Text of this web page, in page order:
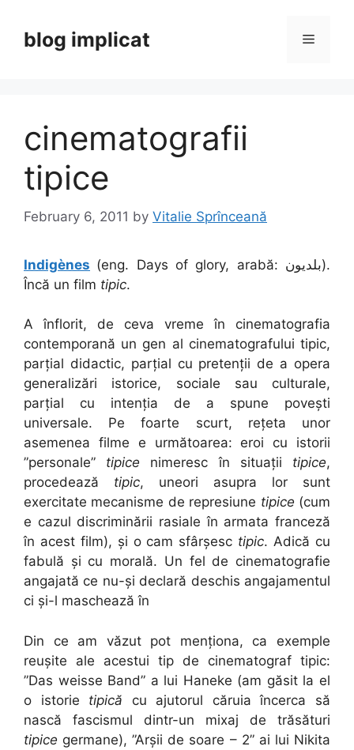
contentblog implicat Menu
cinematografii
tipice
February 6, 2011 by Vitalie Sprînceană
Indigènes (eng. Days of glory, arabă: بلديون‎).
Încă un film tipic.
A înflorit, de ceva vreme în cinematografia
contemporană un gen al cinematografului tipic,
parțial didactic, parțial cu pretenții de a opera
generalizări istorice, sociale sau culturale,
parțial cu intenția de a spune povești
universale. Pe foarte scurt, rețeta unor
asemenea filme e următoarea: eroi cu istorii
”personale” tipice nimeresc în situații tipice,
procedează tipic, uneori asupra lor sunt
exercitate mecanisme de represiune tipice (cum
e cazul discriminării rasiale în armata franceză
în acest film), și o cam sfârșesc tipic. Adică cu
fabulă și cu morală. Un fel de cinematografie
angajată ce nu-și declară deschis angajamentul
ci și-l maschează în
Din ce am văzut pot menționa, ca exemple
reușite ale acestui tip de cinematograf tipic:
”Das weisse Band” a lui Haneke (am găsit la el
o istorie tipică cu ajutorul căruia încerca să
nască fascismul dintr-un mixaj de trăsături
tipice germane), ”Arșii de soare – 2” ai lui Nikita